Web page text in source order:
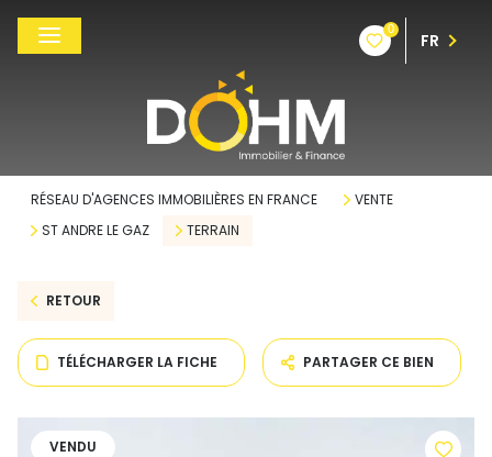
0
FR
RÉSEAU D'AGENCES IMMOBILIÈRES EN FRANCE
VENTE
ST ANDRE LE GAZ
TERRAIN
RETOUR
TÉLÉCHARGER LA FICHE PARTAGER CE BIEN
VENDU